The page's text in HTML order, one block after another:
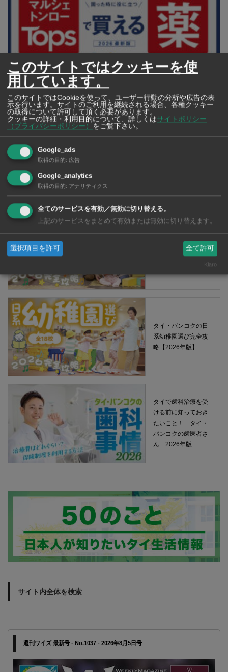
【タイ・バンコク】 マルシェトンロー内の「TOPS」で買える薬
2026年版
タイ・バンコクの保
育園選び完全攻略
タイ・バンコクの日
系幼稚園選び完全攻
略【2026年版】
タイで歯科治療を受
ける前に知っておき
たいこと！ タイ・
バンコクの歯医者さ
ん 2026年版
サイト内全体を検索
週刊ワイズ 最新号 - No.1037 - 2026年8月5日号
このサイトではクッキーを使
用しています。
このサイトではCookieを使って、ユーザー行動の分析や広告の表
示を行います。サイトのご利用を継続される場合、各種クッキー
の取得について許可して頂く必要があります。
クッキーの詳細・利用目的について、詳しくはサイトポリシー
（プライバシーポリシー）
をご覧下さい。
Google_ads
取得の目的: 広告
Google_analytics
取得の目的: アナリティクス
全てのサービスを有効／無効に切り替える。
上記のサービスをまとめて有効または無効に切り替えます。
選択項目を許可 全て許可
Klaro